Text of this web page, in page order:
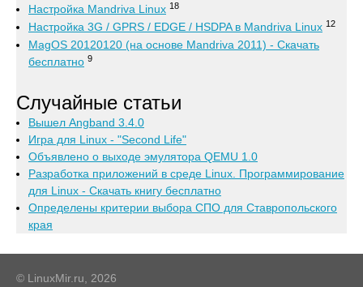
Настройка Mandriva Linux 18
Настройка 3G / GPRS / EDGE / HSDPA в Mandriva Linux 12
MagOS 20120120 (на основе Mandriva 2011) - Скачать
бесплатно 9
Случайные статьи
Вышел Angband 3.4.0
Игра для Linux - "Second Life"
Объявлено о выходе эмулятора QEMU 1.0
Разработка приложений в среде Linux. Программирование
для Linux - Скачать книгу бесплатно
Определены критерии выбора СПО для Ставропольского
края
© LinuxMir.ru, 2026